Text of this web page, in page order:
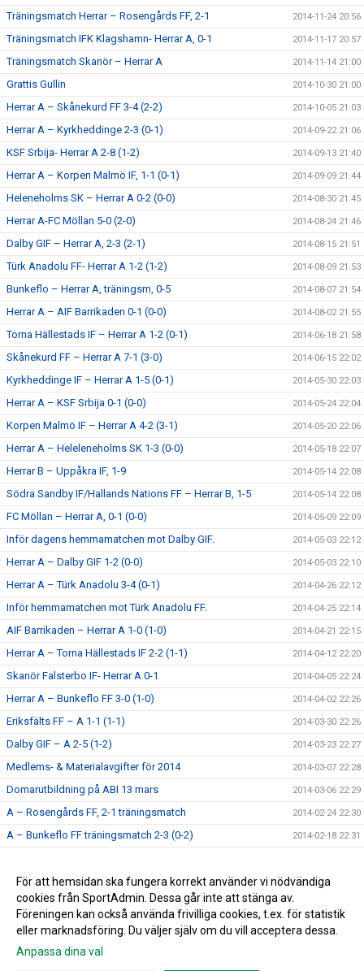
Träningsmatch Herrar – Rosengårds FF, 2-1 2014-11-24 20:56
Träningsmatch IFK Klagshamn- Herrar A, 0-1 2014-11-17 20:57
Träningsmatch Skanör – Herrar A 2014-11-14 21:00
Grattis Gullin 2014-10-30 21:00
Herrar A – Skånekurd FF 3-4 (2-2) 2014-10-05 21:03
Herrar A – Kyrkheddinge 2-3 (0-1) 2014-09-22 21:06
KSF Srbija- Herrar A 2-8 (1-2) 2014-09-13 21:40
Herrar A – Korpen Malmö IF, 1-1 (0-1) 2014-09-09 21:44
Heleneholms SK – Herrar A 0-2 (0-0) 2014-08-30 21:45
Herrar A-FC Möllan 5-0 (2-0) 2014-08-24 21:46
Dalby GIF – Herrar A, 2-3 (2-1) 2014-08-15 21:51
Türk Anadolu FF- Herrar A 1-2 (1-2) 2014-08-09 21:53
Bunkeflo – Herrar A, träningsm, 0-5 2014-08-07 21:54
Herrar A – AIF Barrikaden 0-1 (0-0) 2014-08-02 21:55
Torna Hällestads IF – Herrar A 1-2 (0-1) 2014-06-18 21:58
Skånekurd FF – Herrar A 7-1 (3-0) 2014-06-15 22:02
Kyrkheddinge IF – Herrar A 1-5 (0-1) 2014-05-30 22:03
Herrar A – KSF Srbija 0-1 (0-0) 2014-05-24 22:04
Korpen Malmö IF – Herrar A 4-2 (3-1) 2014-05-20 22:06
Herrar A – Heleleneholms SK 1-3 (0-0) 2014-05-18 22:07
Herrar B – Uppåkra IF, 1-9 2014-05-14 22:08
Södra Sandby IF/Hallands Nations FF – Herrar B, 1-5 2014-05-14 22:08
FC Möllan – Herrar A, 0-1 (0-0) 2014-05-09 22:09
Inför dagens hemmamatchen mot Dalby GIF. 2014-05-03 22:12
Herrar A – Dalby GIF 1-2 (0-0) 2014-05-03 22:10
Herrar A – Türk Anadolu 3-4 (0-1) 2014-04-26 22:12
Inför hemmamatchen mot Türk Anadolu FF. 2014-04-25 22:14
AIF Barrikaden – Herrar A 1-0 (1-0) 2014-04-21 22:15
Herrar A – Torna Hällestads IF 2-2 (1-1) 2014-04-12 22:20
Skanör Falsterbo IF- Herrar A 0-1 2014-04-05 22:24
Herrar A – Bunkeflo FF 3-0 (1-0) 2014-04-02 22:26
Eriksfälts FF – A 1-1 (1-1) 2014-03-30 22:26
Dalby GIF – A 2-5 (1-2) 2014-03-23 22:27
Medlems- & Materialavgifter för 2014 2014-03-07 22:28
Domarutbildning på ABI 13 mars 2014-03-06 22:29
A – Rosengårds FF, 2-1 träningsmatch 2014-02-24 22:30
A – Bunkeflo FF träningsmatch 2-3 (0-2) 2014-02-18 22:31
Årets första avgift 2014-01-20 22:32
Trän.m, Skanör Falsterbo IF – A 8-0 (3-0) 2013-12-03 22:33
För att hemsidan ska fungera korrekt använder vi nödvändiga
cookies från SportAdmin. Dessa går inte att stänga av.
Föreningen kan också använda frivilliga cookies, t.ex. för statistik
eller marknadsföring. Du väljer själv om du vill acceptera dessa.
Anpassa dina val